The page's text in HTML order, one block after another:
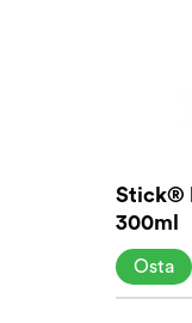
Stick®
300ml
Osta